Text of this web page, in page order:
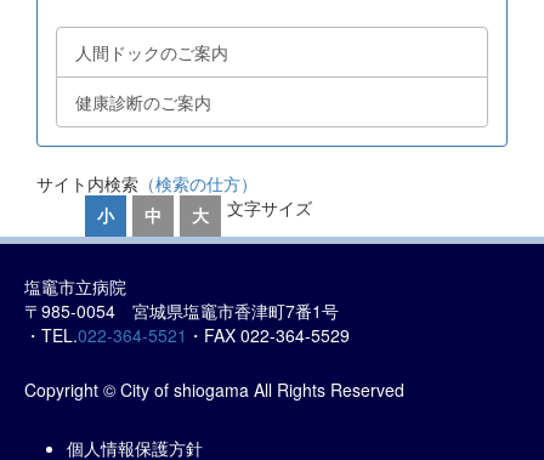
人間ドックのご案内
健康診断のご案内
サイト内検索 （検索の仕方）
小 中 大 文字サイズ
塩竈市立病院
〒985-0054 宮城県塩竈市香津町7番1号
・TEL.022-364-5521 ・FAX 022-364-5529
Copyright © City of shiogama All Rights Reserved
個人情報保護方針